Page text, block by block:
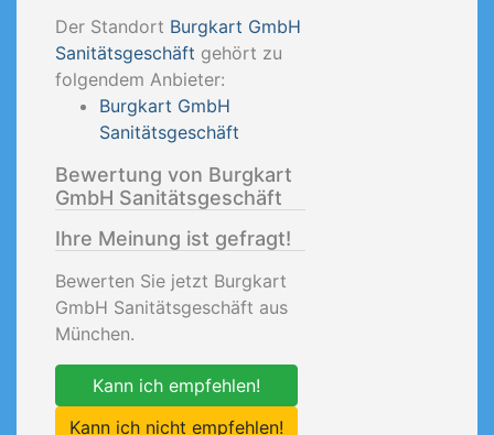
Der Standort Burgkart GmbH
Sanitätsgeschäft gehört zu
folgendem Anbieter:
Burgkart GmbH
Sanitätsgeschäft
Bewertung von Burgkart
GmbH Sanitätsgeschäft
Ihre Meinung ist gefragt!
Bewerten Sie jetzt Burgkart
GmbH Sanitätsgeschäft aus
München.
Kann ich empfehlen!
Kann ich nicht empfehlen!